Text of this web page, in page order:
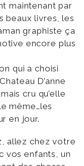
maintenant par
beaux livres, les
graphiste ça
encore plus
qui a choisi
D’anne
cru qu’elle
même…les
en jour.
allez chez votre
vos enfants, un